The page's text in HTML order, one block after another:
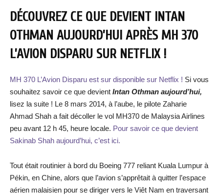
DÉCOUVREZ CE QUE DEVIENT INTAN
OTHMAN AUJOURD’HUI APRÈS MH 370
L’AVION DISPARU SUR NETFLIX !
MH 370 L’Avion Disparu est sur disponible sur Netflix ! Si vous
souhaitez savoir ce que devient Intan Othman aujourd’hui,
lisez la suite ! Le 8 mars 2014, à l’aube, le pilote Zaharie
Ahmad Shah a fait décoller le vol MH370 de Malaysia Airlines
peu avant 12 h 45, heure locale. Pour savoir ce que devient
Sakinab Shah aujourd’hui, c’est ici.
Tout était routinier à bord du Boeing 777 reliant Kuala Lumpur à
Pékin, en Chine, alors que l’avion s’apprêtait à quitter l’espace
aérien malaisien pour se diriger vers le Viêt Nam en traversant